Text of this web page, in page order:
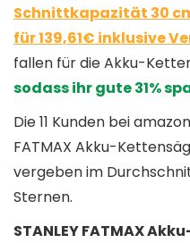
Schnittkapazität 30
für 139,61€ inklusive
fallen für die Akku-
sodass ihr gute 31%
Die 11 Kunden bei
FATMAX Akku-
vergeben im
Sternen.
STANLEY FATMAX